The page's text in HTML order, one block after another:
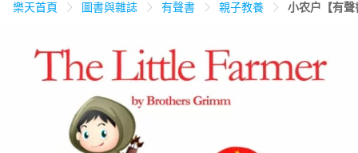
天天免運 美食蛋糕 養生保健
居家生活 3C家電
樂天首頁 圖書與雜誌 有聲書 親子教養 小农户【有聲